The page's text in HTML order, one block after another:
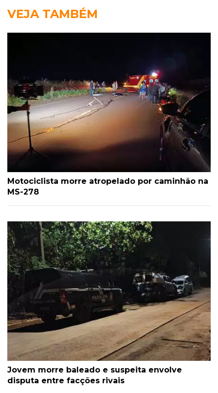
VEJA TAMBÉM
Motociclista morre atropelado por caminhão na
MS-278
Jovem morre baleado e suspeita envolve
disputa entre facções rivais